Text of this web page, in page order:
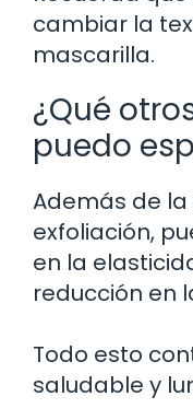
cambiar la
mascarilla.
¿Qué
puedo
Además de
exfoliación,
en la
reducción en
Todo esto
saludable y